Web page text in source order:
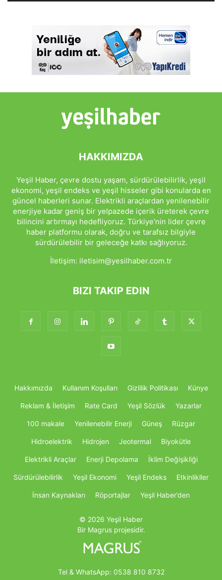
HAKKIMIZDA
Yeşil Haber, çevre dostu yaşam, sürdürülebilirlik, yeşil
ekonomi, yeşil endeks ve yeşil hisseler gibi konularda en
güncel haberleri sunar. Elektrikli araçlardan yenilenebilir
enerjiye kadar geniş bir yelpazede içerik üreterek çevre
bilincini artırmayı hedefliyoruz. Türkiye'nin lider çevre
haber platformu olarak, doğru ve tarafsız bilgiyle
sürdürülebilir bir geleceğe katkı sağlıyoruz.
İletişim: iletisim@yesilhaber.com.tr
BIZI TAKIP EDIN
Hakkımızda Kullanım Koşulları Gizlilik Politikası Künye
Reklam & İletişim Rate Card Yeşil Sözlük Yazarlar
100 makale Yenilenebilir Enerji Güneş Rüzgar
Hidroelektrik Hidrojen Jeotermal Biyokütle
Elektrikli Araçlar Enerji Depolama İklim Değişikliği
Sürdürülebilirlik Yeşil Ekonomi Yeşil Endeks Etkinlikller
İnsan Kaynakları Röportajlar Yeşil Haber’den
© 2026 Yeşil Haber
Bir Magrus projesidir.
Tel & WhatsApp: 0538 810 8732